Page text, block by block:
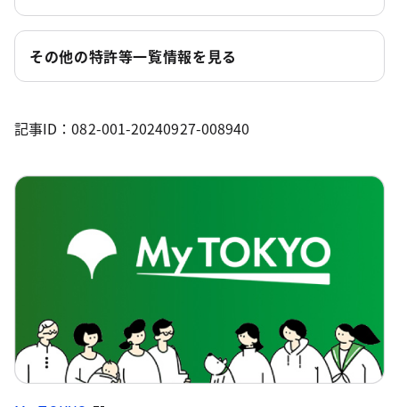
その他の特許等一覧情報を見る
記事ID：082-001-20240927-008940